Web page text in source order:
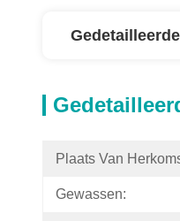
Plaats Van
Gewassen: